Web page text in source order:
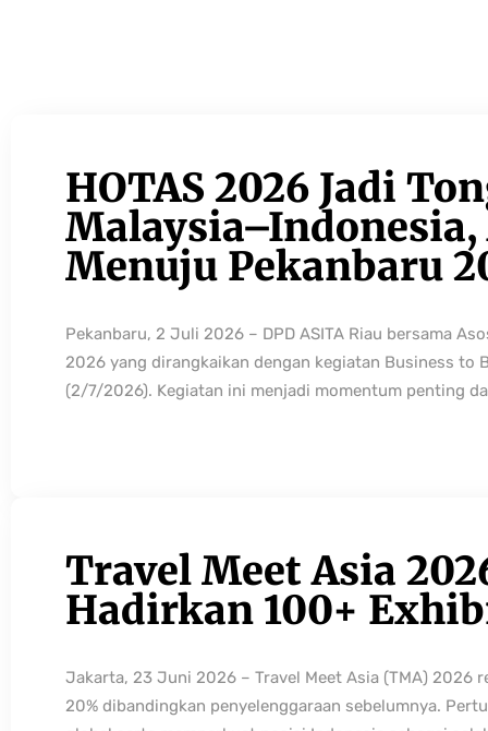
HOTAS 2026 Jadi
Menuju Pekanbaru
Pekanbaru, 2 Juli 2026 – DPD ASITA Riau bersama
2026 yang dirangkaikan dengan kegiatan Business to
(2/7/2026). Kegiatan ini menjadi momentum penting
Travel Meet Asia
Hadirkan 100+
Jakarta, 23 Juni 2026 – Travel Meet Asia (TMA) 2026
20% dibandingkan penyelenggaraan sebelumnya.